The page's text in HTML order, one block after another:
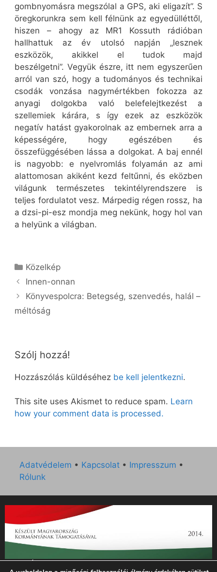
gombnyomásra megszólal a GPS, aki eligazít”. S
öregkorunkra sem kell félnünk az egyedülléttől,
hiszen – ahogy az MR1 Kossuth rádióban
hallhattuk az év utolsó napján „lesznek
eszközök, akikkel el tudok majd
beszélgetni”. Vegyük észre, itt nem egyszerűen
arról van szó, hogy a tudományos és technikai
csodák vonzása nagymértékben fokozza az
anyagi dolgokba való belefelejtkezést a
szellemiek kárára, s így ezek az eszközök
negatív hatást gyakorolnak az embernek arra a
képességére, hogy egészében és
összefüggésében lássa a dolgokat. A baj ennél
is nagyobb: e nyelvromlás folyamán az ami
alattomosan akiként kezd feltűnni, és eközben
világunk természetes tekintélyrendszere is
teljes fordulatot vesz. Márpedig régen rossz, ha
a dzsi-pi-esz mondja meg nekünk, hogy hol van
a helyünk a világban.
Kategória
Közelkép
Innen-onnan
Könyvespolcra: Betegség, szenvedés, halál –
méltóság
Szólj hozzá!
Hozzászólás küldéséhez be kell jelentkezni.
This site uses Akismet to reduce spam. Learn
how your comment data is processed.
Adatvédelem • Kapcsolat • Impresszum •
Rólunk
„Az Új Ember katolikus hetilap 2014. évi működésének